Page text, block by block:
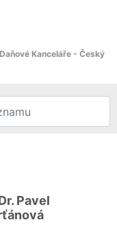
Kanceláře - Český
Pavel